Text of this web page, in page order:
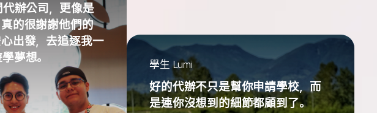
辦公司，更像是
的很謝謝他們的
出發，去追逐我一
夢想。
學生 Lumi
好的代辦不只是幫你申請學校，而
是連你沒想到的細節都顧到了。